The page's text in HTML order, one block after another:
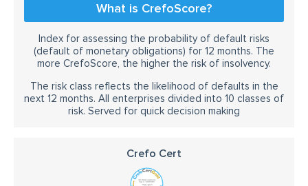
What is CrefoScore?
Index for assessing the probability of default risks
(default of monetary obligations) for 12 months. The
more CrefoScore, the higher the risk of insolvency.
The risk class reflects the likelihood of defaults in the
next 12 months. All enterprises divided into 10 classes of
risk. Served for quick decision making
Crefo Cert